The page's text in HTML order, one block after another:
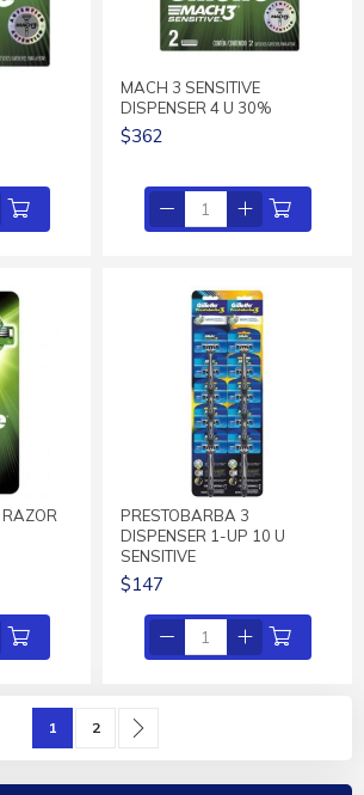
MACH 3 SENSITIVE
DISPENSER 4 U 30%
$362
PRESTOBARBA 3
DISPENSER 1-UP 10 U
SENSITIVE
$147
Actualmente estás leyendo página
1 Página
2